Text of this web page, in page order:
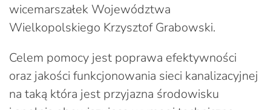
wicemarszałek Województwa
Wielkopolskiego Krzysztof Grabowski.
Celem pomocy jest poprawa efektywności
oraz jakości funkcjonowania sieci kanalizacyjnej
na taką która jest przyjazna środowisku